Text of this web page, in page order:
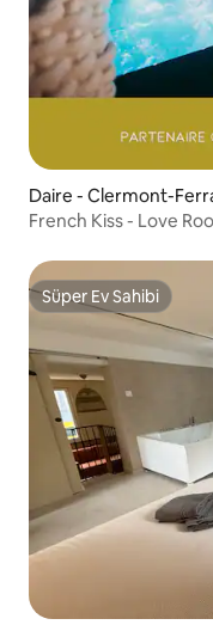
Daire - Clermont-
French Kiss - Love
Süper Ev Sahibi
Süper Ev Sahibi